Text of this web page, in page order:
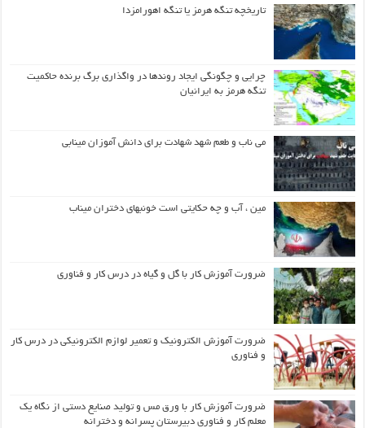
تاریخچه تنگه هرمز یا تنگه اهورامزدا
چرایی و چگونگی ایجاد روندها در واگذاری برگ برنده حاکمیت
تنگه هرمز به ایرانیان
می ناب و طعم شهد شهادت برای دانش آموزان مینابی
مین ، آب و چه حکایتی است خونبهای دختران میناب
ضرورت آموزش کار با گل و گیاه در درس کار و فناوری
ضرورت آموزش الکترونیک و تعمیر لوازم الکترونیکی در درس کار
و فناوری
ضرورت آموزش کار با ورق مس و تولید صنایع دستی از نگاه یک
معلم کار و فناوری دبیرستان پسرانه و دخترانه